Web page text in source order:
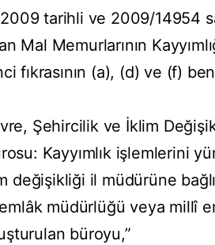
tarihli ve 2009/14954
Mal Memurlarının
fıkrasının (a), (d) ve (f)
Şehircilik ve İklim
Kayyımlık işlemlerini
değişikliği il müdürüne
emlâk müdürlüğü veya millî
büroyu,”